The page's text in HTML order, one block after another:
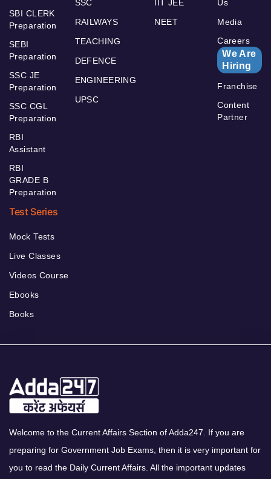
SBI CLERK
Preparation
SEBI
Preparation
SSC JE
Preparation
SSC CGL
Preparation
RBI
Assistant
RBI
GRADE B
Preparation
SSC
RAILWAYS
TEACHING
DEFENCE
ENGINEERING
UPSC
IIT JEE
NEET
Us
Media
Careers
We Are
Hiring
Franchise
Content
Partner
Test Series
Mock Tests
Live Classes
Videos Course
Ebooks
Books
Welcome to the Current Affairs Section of Adda247. If you are
preparing for Government Job Exams, then it is very important for
you to read the Daily Current Affairs. All the important updates